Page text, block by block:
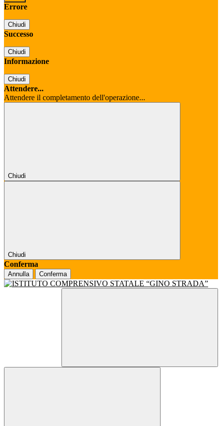
Errore
Chiudi
Successo
Chiudi
Informazione
Chiudi
Attendere...
Attendere il completamento dell'operazione...
Chiudi
Chiudi
Conferma
Annulla Conferma